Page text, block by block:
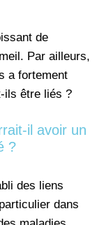
de
Par ailleurs,
a fortement
ils être liés ?
il avoir un
?
des liens
dans